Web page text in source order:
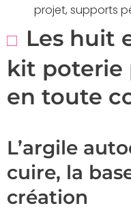
projet, supports
Les huit
kit poterie
en toute
L’argile
cuire, la
création